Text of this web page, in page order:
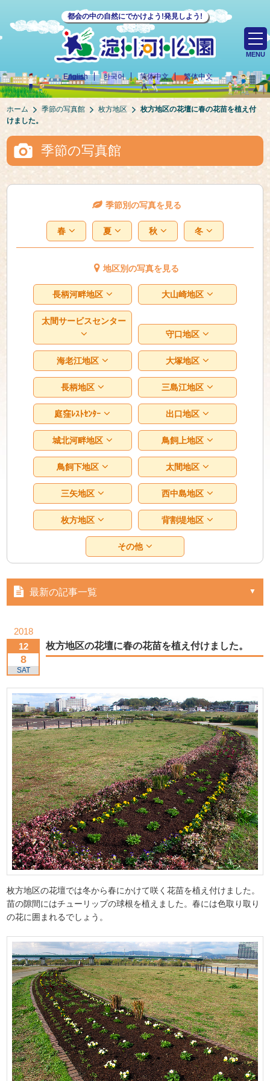
都会の中の自然にでかけよう!発見しよう!
English 한국어 简体中文 繁体中文
MENU
ホーム 季節の写真館 枚方地区
枚方地区の花壇に春の花苗を植え付
けました。
季節の写真館
季節別の写真を見る
春 夏 秋 冬
地区別の写真を見る
長柄河畔地区 大山崎地区
太間サービスセンター
守口地区
海老江地区 大塚地区
長柄地区 三島江地区
庭窪ﾚｽﾄｾﾝﾀｰ 出口地区
城北河畔地区 鳥飼上地区
鳥飼下地区 太間地区
三矢地区 西中島地区
枚方地区 背割堤地区
その他
最新の記事一覧
2018
12
8
SAT
枚方地区の花壇に春の花苗を植え付けました。
枚方地区の花壇では冬から春にかけて咲く花苗を植え付けました。
苗の隙間にはチューリップの球根を植えました。春には色取り取り
の花に囲まれるでしょう。